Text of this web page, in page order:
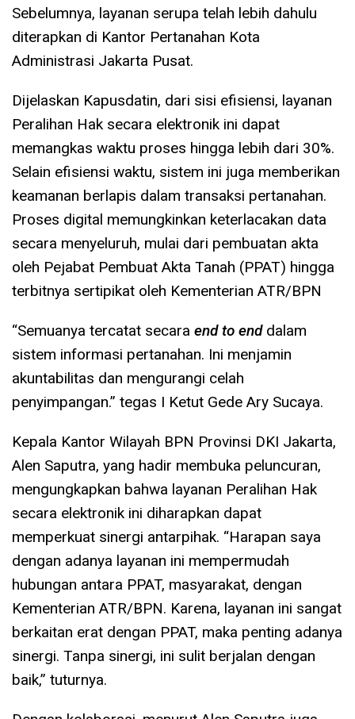
Sebelumnya, layanan serupa telah lebih dahulu
diterapkan di Kantor Pertanahan Kota
Administrasi Jakarta Pusat.
Dijelaskan Kapusdatin, dari sisi efisiensi, layanan
Peralihan Hak secara elektronik ini dapat
memangkas waktu proses hingga lebih dari 30%.
Selain efisiensi waktu, sistem ini juga memberikan
keamanan berlapis dalam transaksi pertanahan.
Proses digital memungkinkan keterlacakan data
secara menyeluruh, mulai dari pembuatan akta
oleh Pejabat Pembuat Akta Tanah (PPAT) hingga
terbitnya sertipikat oleh Kementerian ATR/BPN
“Semuanya tercatat secara end to enddalam
sistem informasi pertanahan. Ini menjamin
akuntabilitas dan mengurangi celah
penyimpangan.” tegas I Ketut Gede Ary Sucaya.
Kepala Kantor Wilayah BPN Provinsi DKI Jakarta,
Alen Saputra, yang hadir membuka peluncuran,
mengungkapkan bahwa layanan Peralihan Hak
secara elektronik ini diharapkan dapat
memperkuat sinergi antarpihak. “Harapan saya
dengan adanya layanan ini mempermudah
hubungan antara PPAT, masyarakat, dengan
Kementerian ATR/BPN. Karena, layanan ini sangat
berkaitan erat dengan PPAT, maka penting adanya
sinergi. Tanpa sinergi, ini sulit berjalan dengan
baik,” tuturnya.